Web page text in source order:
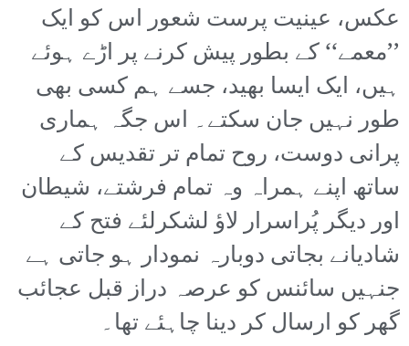
عکس، عینیت پرست شعور اس کو ایک
’’معمے‘‘ کے بطور پیش کرنے پر اڑے ہوئے
ہیں، ایک ایسا بھید، جسے ہم کسی بھی
طور نہیں جان سکتے۔ اس جگہ ہماری
پرانی دوست، روح تمام تر تقدیس کے
ساتھ اپنے ہمراہ وہ تمام فرشتے، شیطان
اور دیگر پُراسرار لاؤ لشکرلئے فتح کے
شادیانے بجاتی دوبارہ نمودار ہو جاتی ہے
جنہیں سائنس کو عرصہ دراز قبل عجائب
گھر کو ارسال کر دینا چاہئے تھا۔